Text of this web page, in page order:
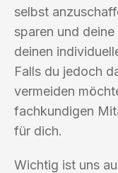
selbst
sparen und
deinen
Falls du jedoch
vermeiden
fachkundigen
für dich.
Wichtig ist uns